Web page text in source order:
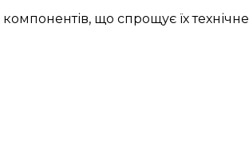
що спрощує їх технічне